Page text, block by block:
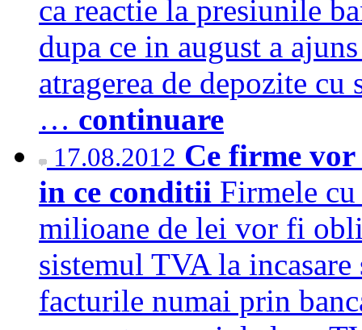
ca reactie la presiunile
dupa ce in august a
atragerea de depozite cu
… continuare
17.08.2012 Ce firme vor
in ce conditii Firmele
milioane de lei vor fi
sistemul TVA la incasare
facturile numai prin